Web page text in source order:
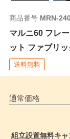
商品番号 MRN-
マルニ60 フレ
ット ファブリッ
送料無料
通常価格
組立設置無料キ